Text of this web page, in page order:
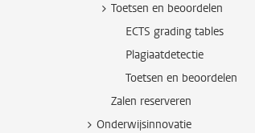
Toetsen en beoordelen
ECTS grading tables
Plagiaatdetectie
Toetsen en beoordelen
Zalen reserveren
Onderwijsinnovatie